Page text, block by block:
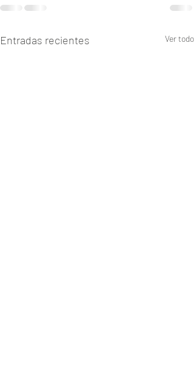
Entradas recientes Ver todo